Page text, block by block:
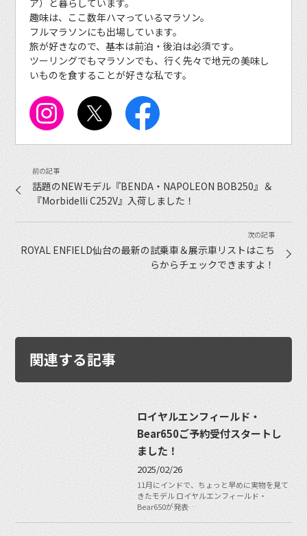
趣味は、ここ数年ハマっているマラソン。
フルマラソンにも出場しています。
旅が好きなので、基本は前泊・後泊は必須です。
ツーリングでもマラソンでも、行く先々で地元の美味し
いものを食することが好きな私です。
話題のNEWモデル『BENDA・NAPOLEON BOB250』＆
『Morbidelli C252V』入荷しました！
ROYAL ENFIELD仙台の最新の試乗車＆展示車リストはこち
らからチェックできますよ！
関連する記事
ロイヤルエンフィールド・
Bear650ご予約受付スタートし
ました！
2025/02/26
11月にインドで、ちょっと早めに実物を見て
きたモデル ロイヤルエンフィールド・
Bear650が発表…